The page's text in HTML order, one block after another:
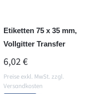
Etiketten 75 x 35 mm,
Vollgitter Transfer
REGULÄRER PREIS:
6,02 €
Preise exkl. MwSt. zzgl.
Versandkosten